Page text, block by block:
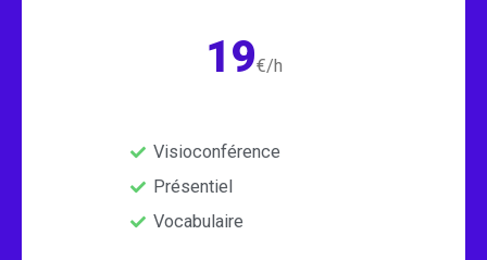
19€/h
Visioconférence
Présentiel
Vocabulaire